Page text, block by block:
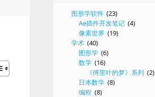
图形学软件 (23)
Ae插件开发笔记 (4)
像素世界 (19)
学术 (40)
图形学 (6)
数学 (16)
《傅里叶的梦》系列 (2)
日本数学 (8)
编程 (8)